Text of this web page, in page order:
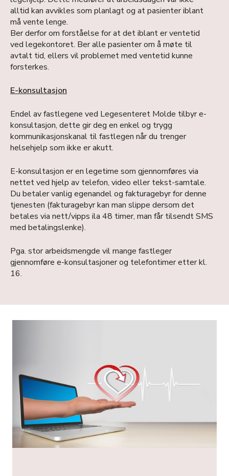
alltid kan avvikles som planlagt og at pasienter iblant
må vente lenge.
Ber derfor om forståelse for at det iblant er ventetid
ved legekontoret. Ber alle pasienter om å møte til
avtalt tid, ellers vil problemet med ventetid kunne
forsterkes.
E-konsultasjon
Endel av fastlegene ved Legesenteret Molde tilbyr e-
konsultasjon, dette gir deg en enkel og trygg
kommunikasjonskanal til fastlegen når du trenger
helsehjelp som ikke er akutt.
E-konsultasjon er en legetime som gjennomføres via
nettet ved hjelp av telefon, video eller tekst-samtale.
Du betaler vanlig egenandel og fakturagebyr for denne
tjenesten (fakturagebyr kan man slippe dersom det
betales via nett/vipps ila 48 timer, man får tilsendt SMS
med betalingslenke).
Pga. stor arbeidsmengde vil mange fastleger
gjennomføre e-konsultasjoner og telefontimer etter kl.
16.